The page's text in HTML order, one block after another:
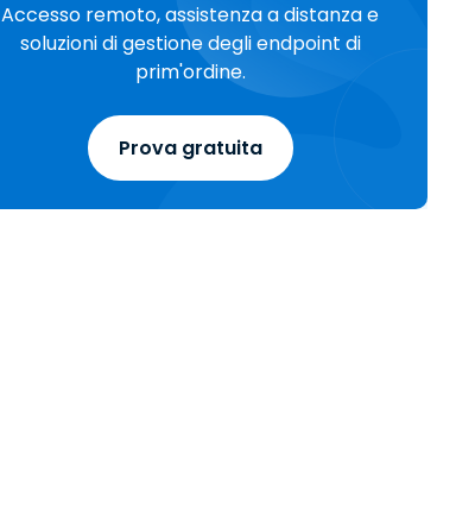
Accesso remoto, assistenza a distanza e
soluzioni di gestione degli endpoint di
prim'ordine.
Prova gratuita